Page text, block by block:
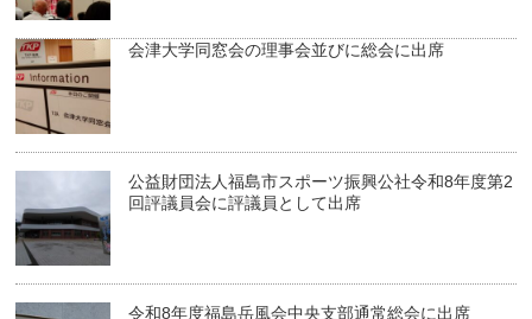
会津大学同窓会の理事会並びに総会に出席
公益財団法人福島市スポーツ振興公社令和8年度第2
回評議員会に評議員として出席
令和8年度福島岳風会中央支部通常総会に出席